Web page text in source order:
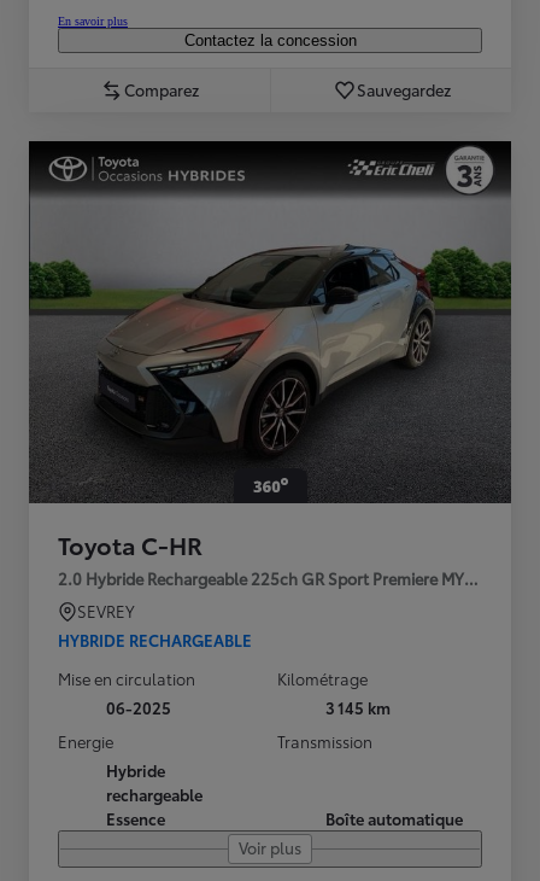
En savoir plus
Contactez la concession
Comparez Sauvegardez
Toyota C-HR
2.0 Hybride Rechargeable 225ch GR Sport Premiere MY25
SEVREY
HYBRIDE RECHARGEABLE
Mise en circulation
06-2025
Kilométrage
3 145 km
Energie
Hybride
rechargeable
Essence
Transmission
Boîte automatique
Voir plus